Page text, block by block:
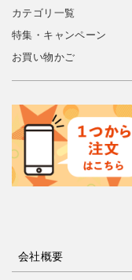
カテゴリ一覧
特集・キャンペーン
お買い物かご
会社概要